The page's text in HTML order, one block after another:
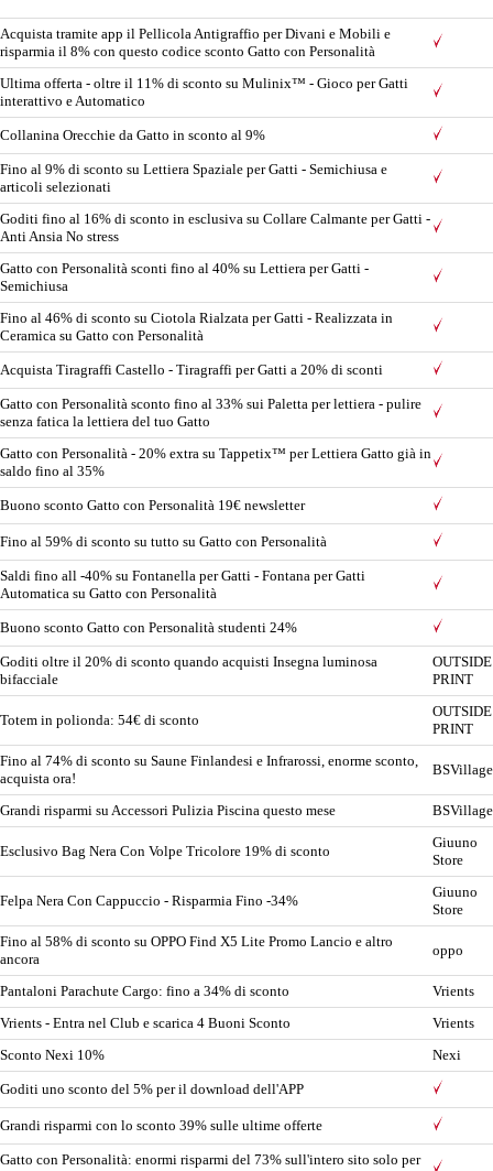
Acquista tramite app il Pellicola Antigraffio per Divani e Mobili e
risparmia il 8% con questo codice sconto Gatto con Personalità
Ultima offerta - oltre il 11% di sconto su Mulinix™ - Gioco per Gatti
interattivo e Automatico
Collanina Orecchie da Gatto in sconto al 9%
Fino al 9% di sconto su Lettiera Spaziale per Gatti - Semichiusa e
articoli selezionati
Goditi fino al 16% di sconto in esclusiva su Collare Calmante per Gatti -
Anti Ansia No stress
Gatto con Personalità sconti fino al 40% su Lettiera per Gatti -
Semichiusa
Fino al 46% di sconto su Ciotola Rialzata per Gatti - Realizzata in
Ceramica su Gatto con Personalità
Acquista Tiragraffi Castello - Tiragraffi per Gatti a 20% di sconti
Gatto con Personalità sconto fino al 33% sui Paletta per lettiera - pulire
senza fatica la lettiera del tuo Gatto
Gatto con Personalità - 20% extra su Tappetix™ per Lettiera Gatto già in
saldo fino al 35%
Buono sconto Gatto con Personalità 19€ newsletter
Fino al 59% di sconto su tutto su Gatto con Personalità
Saldi fino all -40% su Fontanella per Gatti - Fontana per Gatti
Automatica su Gatto con Personalità
Buono sconto Gatto con Personalità studenti 24%
Goditi oltre il 20% di sconto quando acquisti Insegna luminosa
bifacciale
OUTSIDE
PRINT
Totem in polionda: 54€ di sconto
OUTSIDE
PRINT
Fino al 74% di sconto su Saune Finlandesi e Infrarossi, enorme sconto,
acquista ora!
BSVillage
Grandi risparmi su Accessori Pulizia Piscina questo mese BSVillage
Esclusivo Bag Nera Con Volpe Tricolore 19% di sconto
Giuuno
Store
Felpa Nera Con Cappuccio - Risparmia Fino -34%
Giuuno
Store
Fino al 58% di sconto su OPPO Find X5 Lite Promo Lancio e altro
ancora
oppo
Pantaloni Parachute Cargo: fino a 34% di sconto
Vrients
Vrients - Entra nel Club e scarica 4 Buoni Sconto
Vrients
Sconto Nexi 10%
Nexi
Goditi uno sconto del 5% per il download dell'APP
Grandi risparmi con lo sconto 39% sulle ultime offerte
Gatto con Personalità: enormi risparmi del 73% sull'intero sito solo per